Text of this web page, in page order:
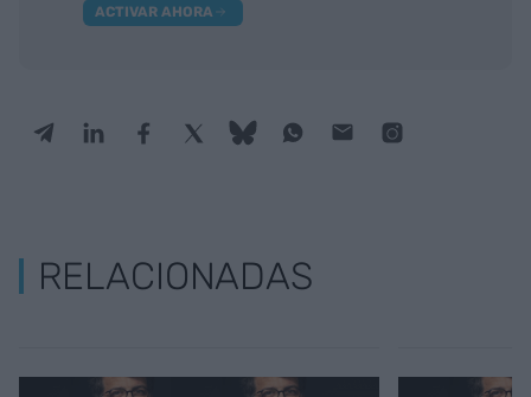
ACTIVAR AHORA
RELACIONADAS